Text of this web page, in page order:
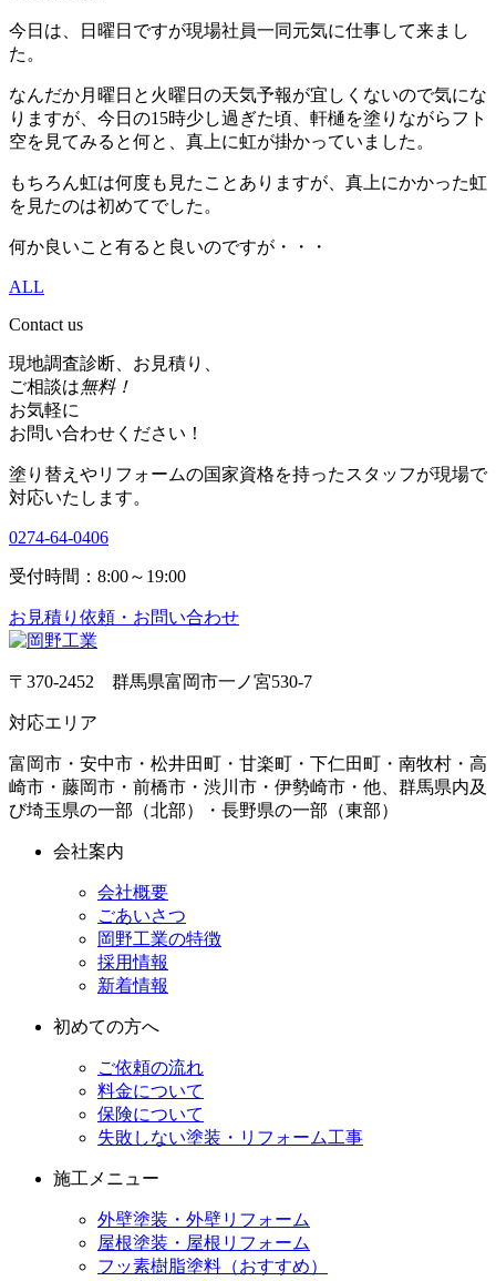
今日は、日曜日ですが現場社員一同元気に仕事して来まし
た。
なんだか月曜日と火曜日の天気予報が宜しくないので気にな
りますが、今日の15時少し過ぎた頃、軒樋を塗りながらフト
空を見てみると何と、真上に虹が掛かっていました。
もちろん虹は何度も見たことありますが、真上にかかった虹
を見たのは初めてでした。
何か良いこと有ると良いのですが・・・
ALL
Contact us
現地調査診断、お見積り、
ご相談は無料！
お気軽に
お問い合わせください！
塗り替えやリフォームの国家資格を持ったスタッフが現場で
対応いたします。
0274-64-0406
受付時間：8:00～19:00
お見積り依頼・お問い合わせ
〒370-2452 群馬県富岡市一ノ宮530-7
対応エリア
富岡市・安中市・松井田町・甘楽町・下仁田町・南牧村・高
崎市・藤岡市・前橋市・渋川市・伊勢崎市・他、群馬県内及
び埼玉県の一部（北部）・長野県の一部（東部）
会社案内
会社概要
ごあいさつ
岡野工業の特徴
採用情報
新着情報
初めての方へ
ご依頼の流れ
料金について
保険について
失敗しない塗装・リフォーム工事
施工メニュー
外壁塗装・外壁リフォーム
屋根塗装・屋根リフォーム
フッ素樹脂塗料（おすすめ）